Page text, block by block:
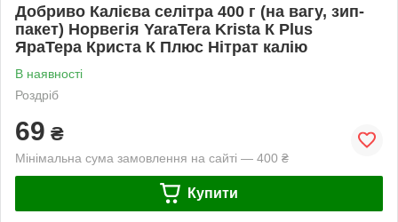
Добриво Калієва селітра 400 г (на вагу, зип-
пакет) Норвегія YaraTera Krista К Plus
ЯраТера Криста К Плюс Нітрат калію
В наявності
Роздріб
69 ₴
Мінімальна сума замовлення на сайті — 400 ₴
Купити